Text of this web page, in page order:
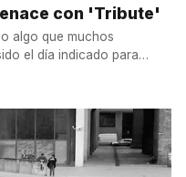
con 'Tribute'
algo que muchos
el día indicado para